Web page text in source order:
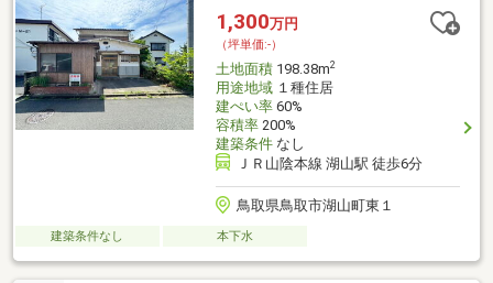
1,300万円
（坪単価:-）
土地面積198.38m2
用途地域１種住居
建ぺい率60%
容積率200%
建築条件なし
ＪＲ山陰本線 湖山駅 徒歩6分
鳥取県鳥取市湖山町東１
建築条件なし 本下水